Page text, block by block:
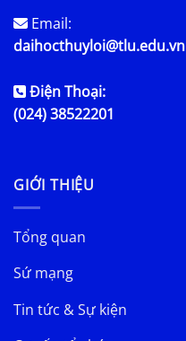
Email:
daihocthuyloi@tlu.edu.vn
Điện Thoại:
(024) 38522201
GIỚI THIỆU
Tổng quan
Sứ mạng
Tin tức & Sự kiện